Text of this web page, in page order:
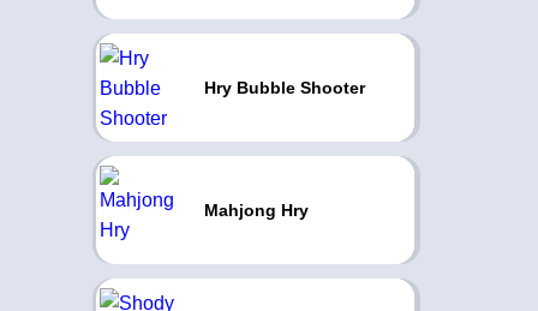
Hry Bubble Shooter
Mahjong Hry